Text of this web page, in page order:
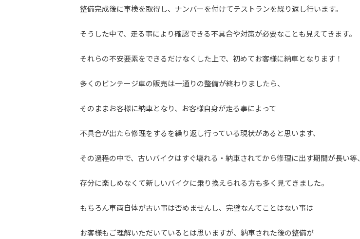
整備完成後に車検を取得し、ナンバーを付けてテストランを繰り返し行います。
そうした中で、走る事により確認できる不具合や対策が必要なことも見えてきます。
それらの不安要素をできるだけなくした上で、初めてお客様に納車となります！
多くのビンテージ車の販売は一通りの整備が終わりましたら、
そのままお客様に納車となり、お客様自身が走る事によって
不具合が出たら修理をするを繰り返し行っている現状があると思います、
その過程の中で、古いバイクはすぐ壊れる・納車されてから修理に出す期間が長い等、
存分に楽しめなくて新しいバイクに乗り換えられる方も多く見てきました。
もちろん車両自体が古い事は否めませんし、完璧なんてことはない事は
お客様もご理解いただいているとは思いますが、納車された後の整備が